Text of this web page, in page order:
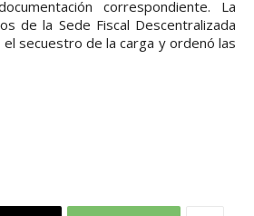
correspondiente. La
de la Sede Fiscal Descentralizada
secuestro de la carga y ordenó las